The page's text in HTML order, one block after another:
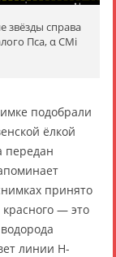
звёзды справа
Пса, α CMi
подобрали
ёлкой
передан
принято
красного — это
линии H-